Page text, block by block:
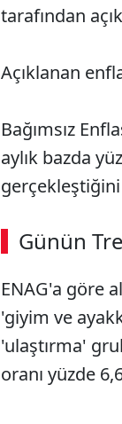
tarafından
Açıklanan
Bağımsız
aylık bazda
gerçekleştiğini
Günün
ENAG'a göre
'giyim ve
'ulaştırma'
oranı yüzde